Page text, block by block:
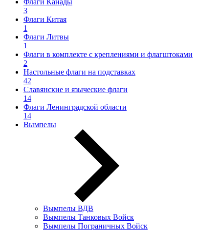
Флаги Канады
3
Флаги Китая
1
Флаги Литвы
1
Флаги в комплекте с креплениями и флагштоками
2
Настольные флаги на подставках
42
Славянские и языческие флаги
14
Флаги Ленинградской области
14
Вымпелы
Вымпелы ВДВ
Вымпелы Танковых Войск
Вымпелы Пограничных Войск